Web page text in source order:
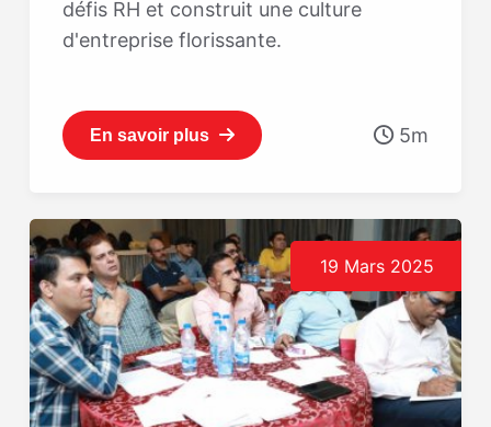
défis RH et construit une culture
d'entreprise florissante.
En savoir plus 5m
19 Mars 2025